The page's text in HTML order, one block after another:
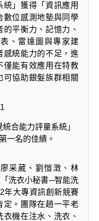
統」獲得「資訊應用
數位感測地墊與同學
平衡力、記憶力、
、雷達圖與專家建
感統能力的不足，進
僅能有效應用在特教
協助銀髮族群相關
合能力評量系統」
一名的佳績。
采葳、劉愷澂、林
洗衣小秘書─智能洗
年大專資訊創新競賽
定。團隊在趙一平老
機在注水、洗衣、